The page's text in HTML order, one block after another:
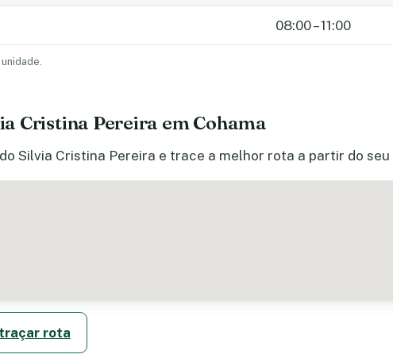
08:00 – 11:00
Cristina Pereira em Cohama
Silvia Cristina Pereira e trace a melhor rota a partir do
rota